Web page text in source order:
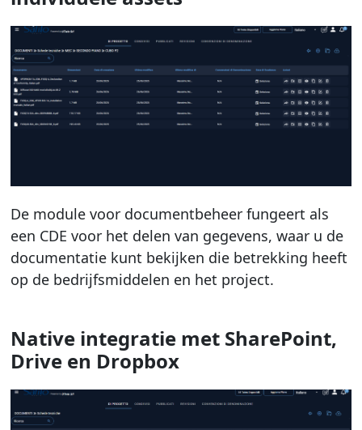
De module voor documentbeheer fungeert als
een CDE voor het delen van gegevens, waar u de
documentatie kunt bekijken die betrekking heeft
op de bedrijfsmiddelen en het project.
Native integratie met SharePoint,
Drive en Dropbox